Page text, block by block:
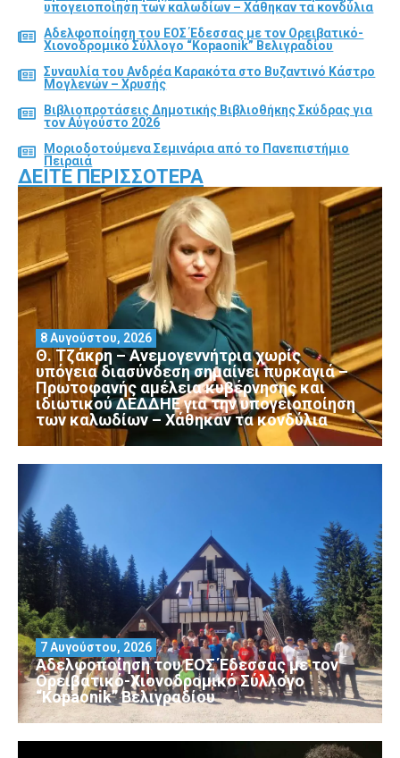
υπογειοποίηση των καλωδίων – Χάθηκαν τα κονδύλια
Αδελφοποίηση του ΕΟΣ Έδεσσας με τον Ορειβατικό-
Χιονοδρομικό Σύλλογο “Kopaonik” Βελιγραδίου
Συναυλία του Ανδρέα Καρακότα στο Βυζαντινό Κάστρο
Μογλενών – Χρυσής
Βιβλιοπροτάσεις Δημοτικής Βιβλιοθήκης Σκύδρας για
τον Αύγούστο 2026
Μοριοδοτούμενα Σεμινάρια από το Πανεπιστήμιο
Πειραιά
ΔΕΊΤΕ ΠΕΡΙΣΣΌΤΕΡΑ
Θ. Τζάκρη – Ανεμογεννήτρια χωρίς
υπόγεια διασύνδεση σημαίνει πυρκαγιά –
Πρωτοφανής αμέλεια κυβέρνησης και
ιδιωτικού ΔΕΔΔΗΕ για την υπογειοποίηση
των καλωδίων – Χάθηκαν τα κονδύλια
8 Αυγούστου, 2026
Αδελφοποίηση του ΕΟΣ Έδεσσας με τον
Ορειβατικό-Χιονοδρομικό Σύλλογο
“Kopaonik” Βελιγραδίου
7 Αυγούστου, 2026